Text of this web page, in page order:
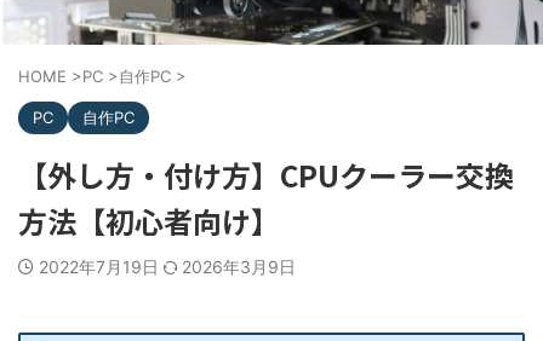
HOME >PC >自作PC >
PC 自作PC
【外し方・付け方】CPUクーラー交換
方法【初心者向け】
2022年7月19日 2026年3月9日